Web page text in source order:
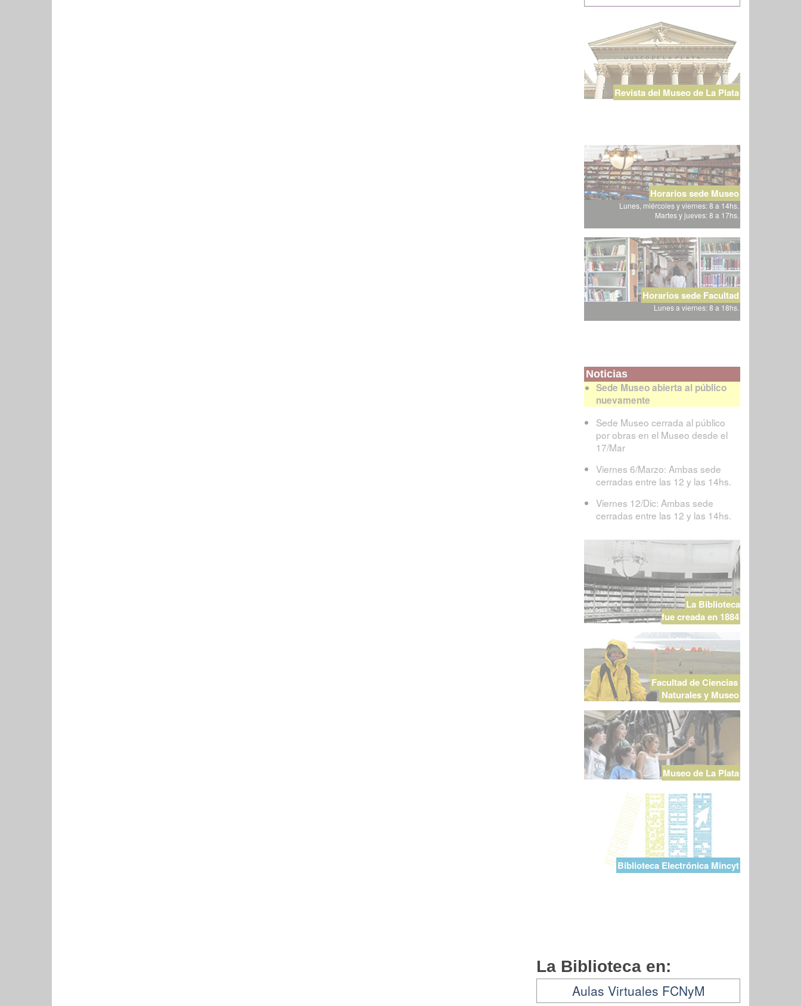
Revista del Museo de La Plata
Horarios sede Museo
Lunes, miércoles y viernes: 8 a 14hs.
Martes y jueves: 8 a 17hs.
Horarios sede Facultad
Lunes a viernes: 8 a 18hs.
Noticias
Sede Museo abierta al público
nuevamente
Sede Museo cerrada al público
por obras en el Museo desde el
17/Mar
Viernes 6/Marzo: Ambas sede
cerradas entre las 12 y las 14hs.
Viernes 12/Dic: Ambas sede
cerradas entre las 12 y las 14hs.
La Biblioteca
fue creada en 1884
Facultad de Ciencias
Naturales y Museo
Museo de La Plata
Biblioteca Electrónica Mincyt
La Biblioteca en:
Aulas Virtuales FCNyM